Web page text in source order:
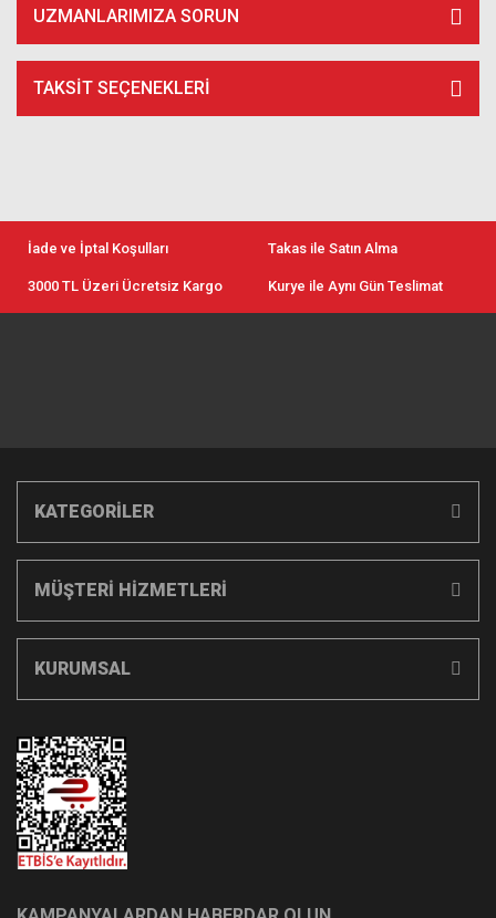
UZMANLARIMIZA SORUN
TAKSIT SEÇENEKLERI
İade ve İptal Koşulları Takas ile Satın Alma
3000 TL Üzeri Ücretsiz Kargo Kurye ile Aynı Gün Teslimat
KATEGORİLER
MÜŞTERİ HİZMETLERİ
KURUMSAL